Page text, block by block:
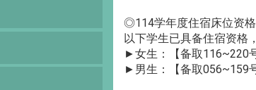
◎114学年度住宿床位资
以下学生已具备住宿资格
►女生：【备取116~220号
►男生：【备取056~159号